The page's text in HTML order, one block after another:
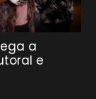
a
e